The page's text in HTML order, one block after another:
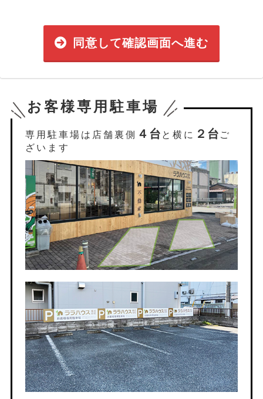
同意して確認画面へ進む
お客様専用駐車場
専用駐車場は店舗裏側 ４台 と横に ２台 ご
ざいます